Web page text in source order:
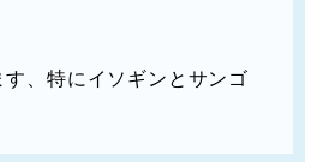
、特にイソギンとサンゴ